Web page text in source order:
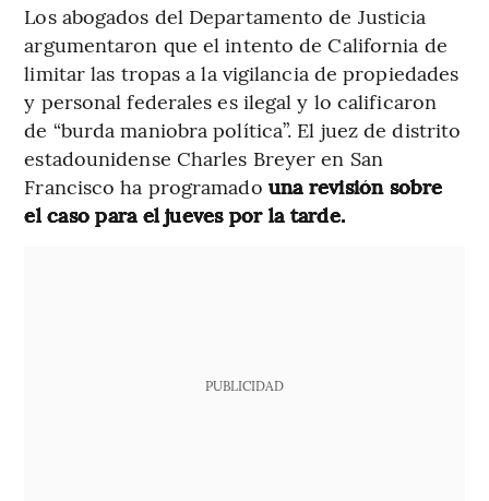
Los abogados del Departamento de Justicia
argumentaron que el intento de California de
limitar las tropas a la vigilancia de propiedades
y personal federales es ilegal y lo calificaron
de “burda maniobra política”. El juez de distrito
estadounidense Charles Breyer en San
Francisco ha programado una revisión sobre
el caso para el jueves por la tarde.
PUBLICIDAD